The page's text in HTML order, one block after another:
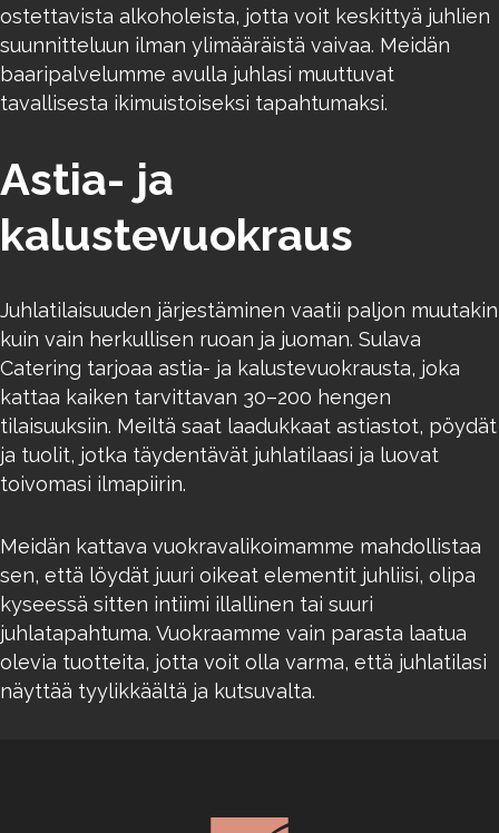
ostettavista alkoholeista, jotta voit keskittyä juhlien
suunnitteluun ilman ylimääräistä vaivaa. Meidän
baaripalvelumme avulla juhlasi muuttuvat
tavallisesta ikimuistoiseksi tapahtumaksi.
Astia- ja
kalustevuokraus
Juhlatilaisuuden järjestäminen vaatii paljon muutakin
kuin vain herkullisen ruoan ja juoman. Sulava
Catering tarjoaa astia- ja kalustevuokrausta, joka
kattaa kaiken tarvittavan 30–200 hengen
tilaisuuksiin. Meiltä saat laadukkaat astiastot, pöydät
ja tuolit, jotka täydentävät juhlatilaasi ja luovat
toivomasi ilmapiirin.
Meidän kattava vuokravalikoimamme mahdollistaa
sen, että löydät juuri oikeat elementit juhliisi, olipa
kyseessä sitten intiimi illallinen tai suuri
juhlatapahtuma. Vuokraamme vain parasta laatua
olevia tuotteita, jotta voit olla varma, että juhlatilasi
näyttää tyylikkäältä ja kutsuvalta.